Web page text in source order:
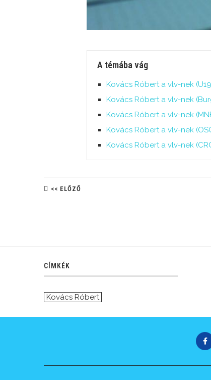
A témába vág
Kovács Róbert a vlv-nek
Kovács Róbert a vlv-nek
Kovács Róbert a vlv-nek
Kovács Róbert a vlv-nek
Kovács Róbert a vlv-nek
<< ELŐZŐ
CÍMKÉK
Kovács Róbert